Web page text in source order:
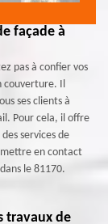
façade à
pas à confier vos
Il
ses clients à
Pour cela, il offre
services de
mettre en contact
le 81170.
travaux de